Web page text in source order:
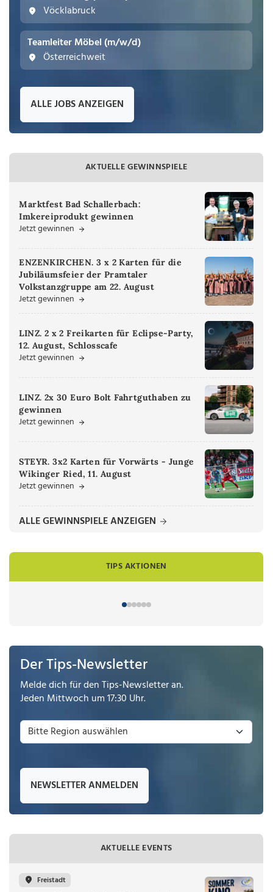
Vöcklabruck
Teamleiter Möbel (m/w/d)
Österreichweit
ALLE JOBS ANZEIGEN
AKTUELLE GEWINNSPIELE
Marktfest Bad Schallerbach:
Imkereiprodukt gewinnen
Jetzt gewinnen
ENZENKIRCHEN. 3 x 2 Karten für die
Jubiläumsfeier der Pramtaler
Volkstanzgruppe am 22. August
Jetzt gewinnen
LINZ. 2 x 2 Freikarten für Eclipse-Party,
12. August, Schlosscafe
Jetzt gewinnen
LINZ. 2x 30 Euro Bolt Fahrtguthaben zu
gewinnen
Jetzt gewinnen
STEYR. 3x2 Karten für Vorwärts - Junge
Wikinger Ried, 11. August
Jetzt gewinnen
ALLE GEWINNSPIELE ANZEIGEN
TIPS AKTIONEN
Der Tips-Newsletter
Melde dich für den Tips-Newsletter an.
Jeden Mittwoch um 17:30 Uhr.
NEWSLETTER ANMELDEN
AKTUELLE EVENTS
Freistadt